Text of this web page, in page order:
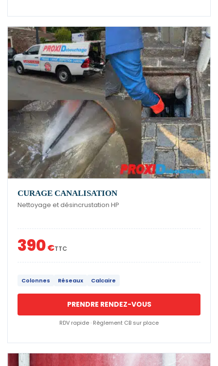
CURAGE CANALISATION
Nettoyage et désincrustation HP
390€TTC
Colonnes Réseaux Calcaire
PRENDRE RENDEZ-VOUS
RDV rapide · Règlement CB sur place